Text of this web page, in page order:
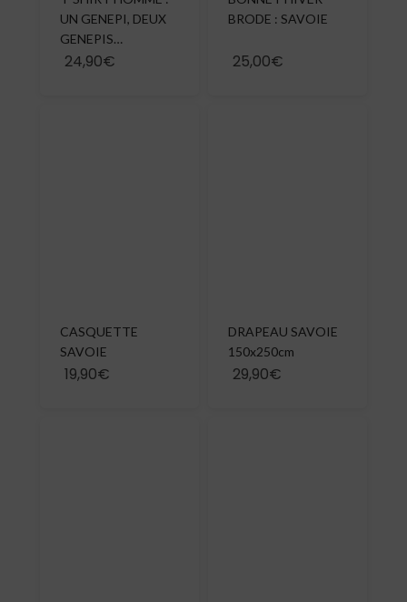
UN GENEPI, DEUX
GENEPIS…
24,90€
BRODE : SAVOIE
25,00€
CASQUETTE
SAVOIE
19,90€
DRAPEAU SAVOIE
150x250cm
29,90€